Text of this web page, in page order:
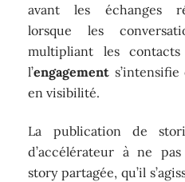
avant les échanges
lorsque les
multipliant les
l’engagement
en visibilité.
La publication de
d’accélérateur à ne
story partagée, qu’il